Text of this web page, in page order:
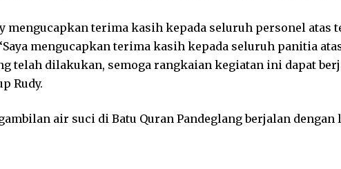
mengucapkan terima kasih kepada seluruh personel atas
mengucapkan terima kasih kepada seluruh panitia
telah dilakukan, semoga rangkaian kegiatan ini dapat
Rudy.
air suci di Batu Quran Pandeglang berjalan